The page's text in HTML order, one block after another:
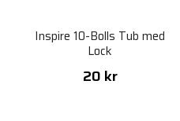
Inspire 10-Bolls Tub med
Lock
20 kr